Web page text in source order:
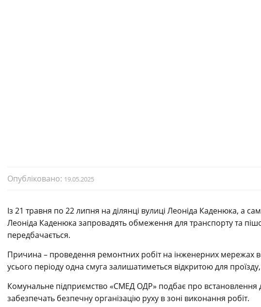
Опубліковано: 19.05.2025
Із 21 травня по 22 липня на ділянці вулиці Леоніда Каденюка, а
Леоніда Каденюка запровадять обмеження для транспорту та
передбачається.
Причина – проведення ремонтних робіт на інженерних мережах
усього періоду одна смуга залишатиметься відкритою для
Комунальне підприємство «СМЕД ОДР» подбає про встановлення
забезпечать безпечну організацію руху в зоні виконання робіт.